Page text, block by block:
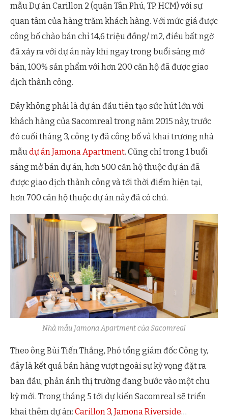
mẫu Dự án Carillon 2 (quận Tân Phú, TP. HCM) với sự
quan tâm của hàng trăm khách hàng. Với mức giá được
công bố chào bán chỉ 14,6 triệu đồng/ m2, điều bất ngờ
đã xảy ra với dự án này khi ngay trong buổi sáng mở
bán, 100% sản phẩm với hơn 200 căn hộ đã được giao
dịch thành công.
Đây không phải là dự án đầu tiên tạo sức hút lớn với
khách hàng của Sacomreal trong năm 2015 này, trước
đó cuối tháng 3, công ty đã công bố và khai trương nhà
mẫudự án Jamona Apartment. Cũng chỉ trong 1 buổi
sáng mở bán dự án, hơn 500 căn hộ thuộc dự án đã
được giao dịch thành công và tới thời điểm hiện tại,
hơn 700 căn hộ thuộc dự án này đã có chủ.
Nhà mẫu Jamona Apartment của Sacomreal
Theo ông Bùi Tiến Thắng, Phó tổng giám đốc Công ty,
đây là kết quả bán hàng vượt ngoài sự kỳ vọng đặt ra
ban đầu, phản ánh thị trường đang bước vào một chu
kỳ mới. Trong tháng 5 tới dự kiến Sacomreal sẽ triển
khai thêm dự án: Carillon 3, Jamona Riverside…